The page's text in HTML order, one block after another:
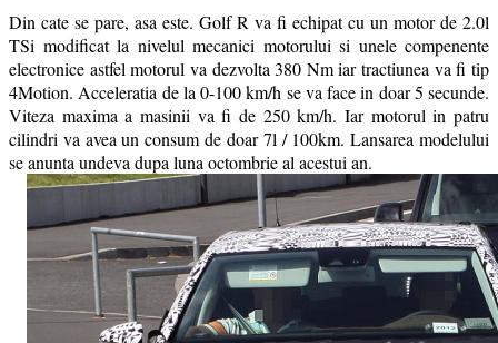
Din cate se pare, asa este. Golf R va fi echipat cu un motor de 2.0l
TSi modificat la nivelul mecanici motorului si unele compenente
electronice astfel motorul va dezvolta 380 Nm iar tractiunea va fi tip
4Motion. Acceleratia de la 0-100 km/h se va face in doar 5 secunde.
Viteza maxima a masinii va fi de 250 km/h. Iar motorul in patru
cilindri va avea un consum de doar 7l / 100km. Lansarea modelului
se anunta undeva dupa luna octombrie al acestui an.